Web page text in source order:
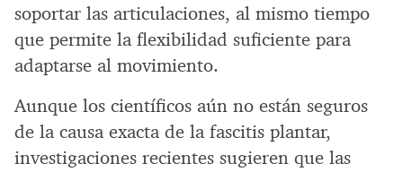
soportar las articulaciones, al mismo tiempo
que permite la flexibilidad suficiente para
adaptarse al movimiento.
Aunque los científicos aún no están seguros
de la causa exacta de la fascitis plantar,
investigaciones recientes sugieren que las